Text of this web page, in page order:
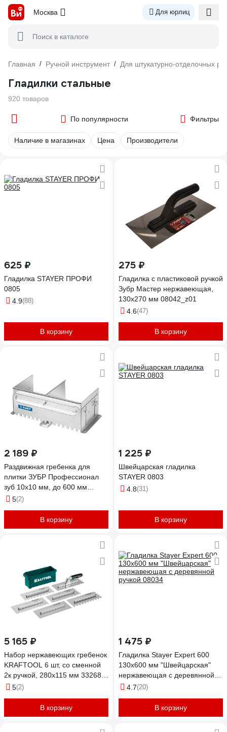
Москва Для юрлиц
Поиск в каталоге
Главная / Ручной инструмент / Для штукатурно-отделочных
Гладилки стальные
920 товаров
По популярности Фильтры
Наличие в магазинах Цена Производители
625 ₽
Гладилка STAYER ПРОФИ
0805
4.9(88)
В корзину
275 ₽
Гладилка с пластиковой ручкой
Зубр Мастер нержавеющая,
130х270 мм 08042_z01
4.6(47)
В корзину
2 189 ₽
Раздвижная гребенка для
плитки ЗУБР Профессионал
зуб 10x10 мм, до 600 мм
08045-10
5(2)
В корзину
1 225 ₽
Швейцарская гладилка
STAYER 0803
4.8(31)
В корзину
5 165 ₽
Набор нержавеющих гребенок
KRAFTOOL 6 шт, со сменной
2к ручкой, 280x115 мм 33268-
H65(2)
В корзину
1 475 ₽
Гладилка Stayer Expert 600
130х600 мм "Швейцарская"
нержавеющая с деревянной
ручкой 08034
4.7(20)
В корзину